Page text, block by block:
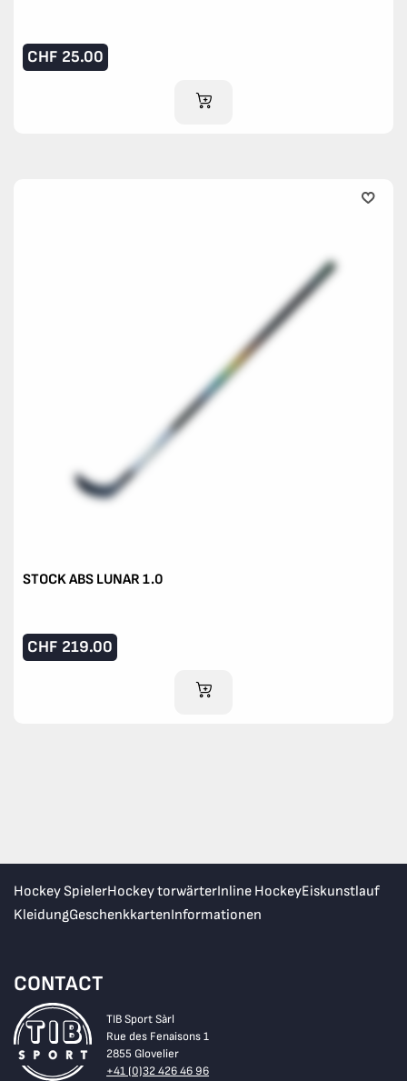
CHF 25.00
IM WARENKORB
STOCK ABS LUNAR 1.0
CHF 219.00
IM WARENKORB
Hockey SpielerHockey torwärterInline HockeyEiskunstlauf
KleidungGeschenkkartenInformationen
CONTACT
TIB Sport Sàrl
Rue des Fenaisons 1
2855 Glovelier
+41 (0)32 426 46 96